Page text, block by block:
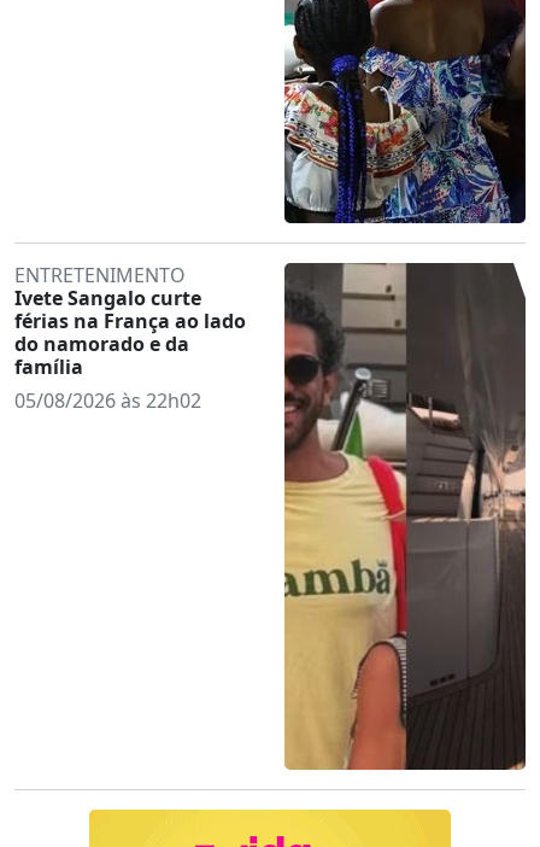
ENTRETENIMENTO
Ivete Sangalo curte
férias na França ao lado
do namorado e da
família
05/08/2026 às 22h02